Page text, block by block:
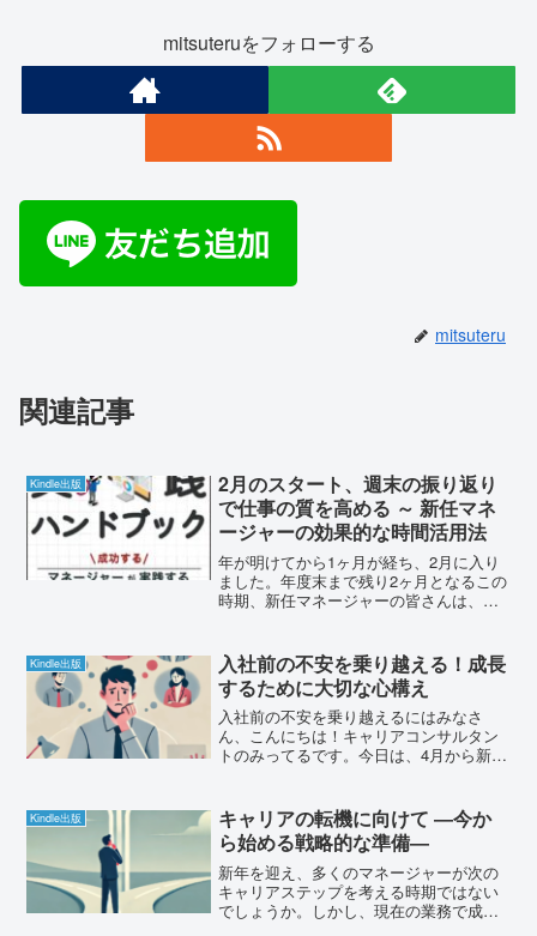
mitsuteruをフォローする
mitsuteru
関連記事
Kindle出版
2月のスタート、週末の振り返り
で仕事の質を高める ～ 新任マネ
ージャーの効果的な時間活用法
年が明けてから1ヶ月が経ち、2月に入り
ました。年度末まで残り2ヶ月となるこの
時期、新任マネージャーの皆さんは、
思います。私は製薬会社で14年間マネー
ジャーを務めた経験か...
Kindle出版
入社前の不安を乗り越える！成長
するために大切な心構え
入社前の不安を乗り越えるにはみなさ
ん、こんにちは！キャリアコンサルタン
トのみってるです。今日は、4月から新し
「ちゃんとやっていけるだろうか」「職
場の雰囲気になじめるだろ...
Kindle出版
キャリアの転機に向けて ―今か
ら始める戦略的な準備―
新年を迎え、多くのマネージャーが次の
キャリアステップを考える時期ではない
でしょうか。しかし、現在の業務で成果